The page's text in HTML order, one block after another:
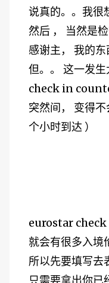
说真的。。我很
然后 ， 当然是
感谢主， 我的东
但。。 这一发
check in
突然间， 变得
个小时到达 ）
eurostar check
就会有很多入境
所以先要填写